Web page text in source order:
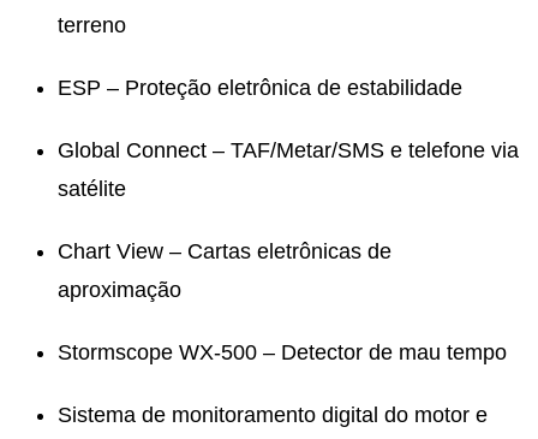
terreno
ESP – Proteção eletrônica de estabilidade
Global Connect – TAF/Metar/SMS e telefone via
satélite
Chart View – Cartas eletrônicas de
aproximação
Stormscope WX-500 – Detector de mau tempo
Sistema de monitoramento digital do motor e